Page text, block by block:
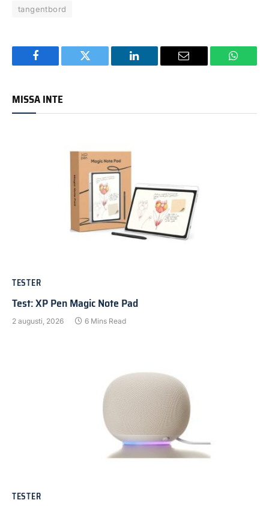
tangentbord
Facebook Twitter LinkedIn Email
MISSA INTE
TESTER
Test: XP Pen Magic Note Pad
2 augusti, 2026 6 Mins Read
TESTER